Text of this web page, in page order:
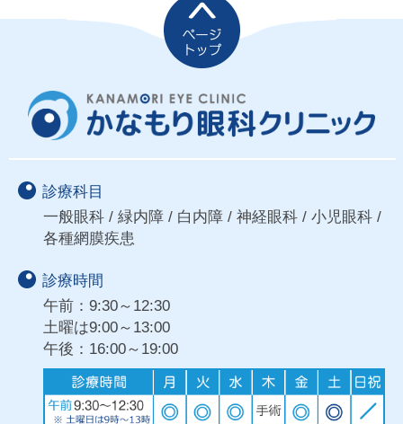
診療科目
一般眼科 / 緑内障 / 白内障 / 神経眼科 / 小児眼科 /
各種網膜疾患
診療時間
午前：9:30～12:30
土曜は9:00～13:00
午後：16:00～19:00